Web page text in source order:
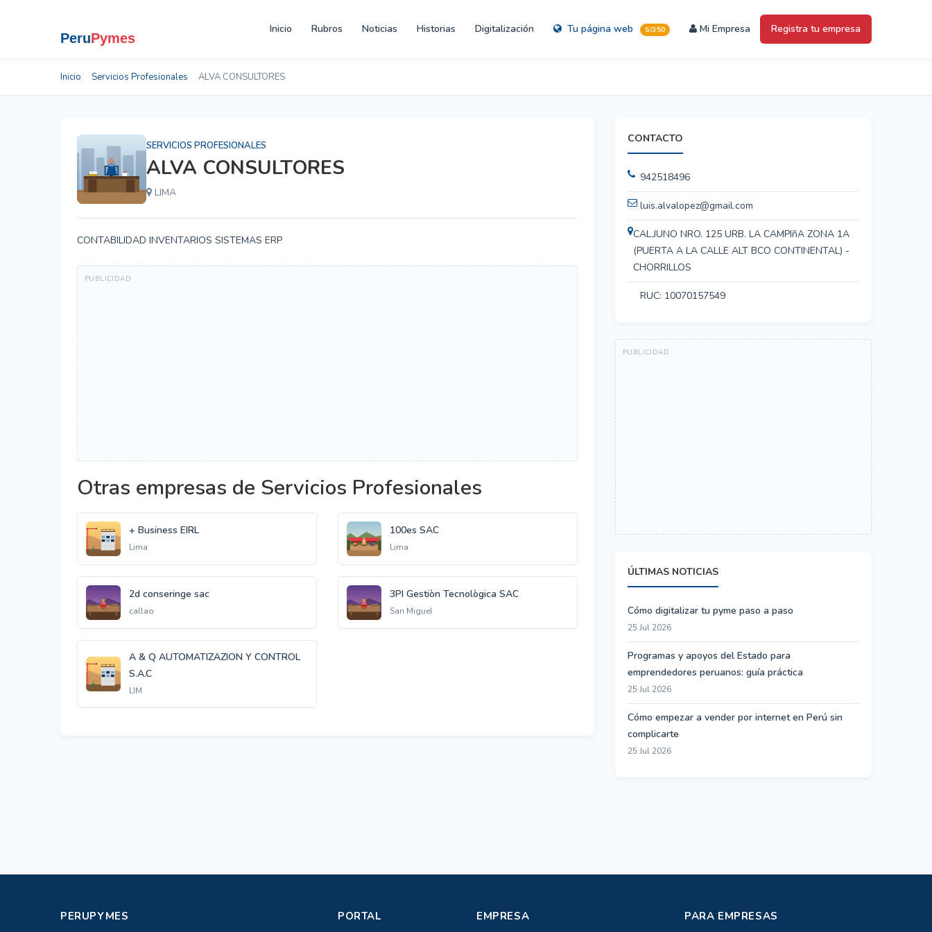
Inicio Rubros Noticias Historias Digitalización Tu página web S/350 Mi Empresa Registra tu empresa
Inicio Servicios Profesionales ALVA CONSULTORES
SERVICIOS PROFESIONALES
ALVA CONSULTORES
LIMA
CONTABILIDAD INVENTARIOS SISTEMAS ERP
Otras empresas de Servicios Profesionales
+ Business EIRL
Lima
100es SAC
Lima
2d conseringe sac
callao
3PI Gestiòn Tecnològica SAC
San Miguel
A & Q AUTOMATIZAZION Y CONTROL
S.A.C
LIM
CONTACTO
942518496
luis.alvalopez@gmail.com
CAL.JUNO NRO. 125 URB. LA CAMPIñA ZONA 1A
(PUERTA A LA CALLE ALT BCO CONTINENTAL) -
CHORRILLOS
RUC: 10070157549
ÚLTIMAS NOTICIAS
Cómo digitalizar tu pyme paso a paso
25 Jul 2026
Programas y apoyos del Estado para
emprendedores peruanos: guía práctica
25 Jul 2026
Cómo empezar a vender por internet en Perú sin
complicarte
25 Jul 2026
PERUPYMES PORTAL EMPRESA PARA EMPRESAS